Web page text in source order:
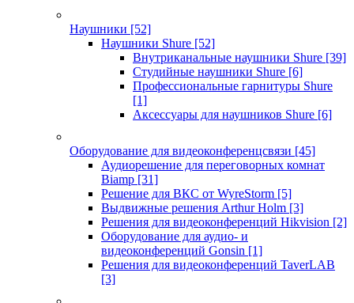
Наушники [52]
Наушники Shure [52]
Внутриканальные наушники Shure [39]
Студийные наушники Shure [6]
Профессиональные гарнитуры Shure
[1]
Аксессуары для наушников Shure [6]
Оборудование для видеоконференцсвязи [45]
Аудиорешение для переговорных комнат
Biamp [31]
Решение для ВКС от WyreStorm [5]
Выдвижные решения Arthur Holm [3]
Решения для видеоконференций Hikvision [2]
Оборудование для аудио- и
видеоконференций Gonsin [1]
Решения для видеоконференций TaverLAB
[3]